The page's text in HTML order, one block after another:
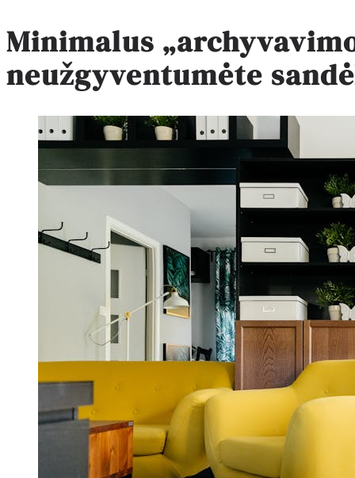
Minimalus
neužgyventumėte